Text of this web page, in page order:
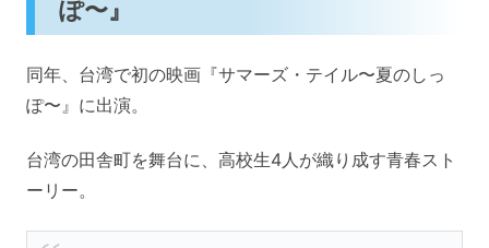
ぽ〜』
同年、台湾で初の映画『サマーズ・テイル〜夏のしっ
ぽ〜』に出演。
台湾の田舎町を舞台に、高校生4人が織り成す青春スト
ーリー。